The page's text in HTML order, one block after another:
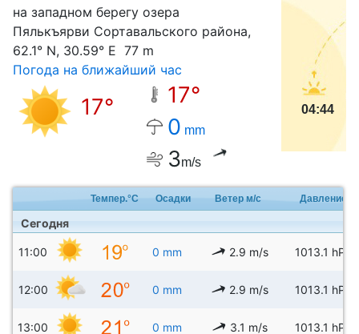
на западном берегу озера
Пялькъярви Сортавальского района,
62.1° N, 30.59° E 77 m
Погода на ближайший час
17°
17°
0 mm
3m/s
04:44
Темпер.°C Осадки Ветер м/с Давление
Сегодня
11:00 0 mm 2.9 m/s 1013.1 hPa
12:00 0 mm 2.9 m/s 1013.1 hPa
13:00 0 mm 3.1 m/s 1013.1 hPa